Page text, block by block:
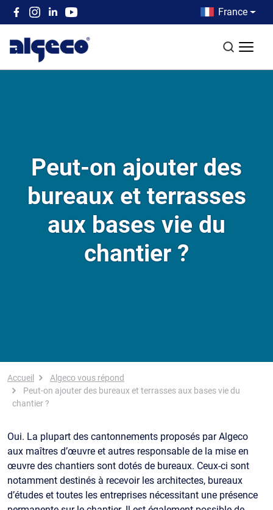
Aller au contenu principal
Top left menu
Country menu
France
Peut-on ajouter des
bureaux et terrasses
aux bases vie du
chantier ?
Fil d'Ariane
Accueil
Algeco vous répond
Peut-on ajouter des bureaux et terrasses aux bases vie du
chantier ?
Oui. La plupart des cantonnements proposés par Algeco
aux maîtres d’œuvre et autres responsable de la mise en
œuvre des chantiers sont dotés de bureaux. Ceux-ci sont
notamment destinés à recevoir les architectes, bureaux
d’études et toutes les entreprises nécessitant une présence